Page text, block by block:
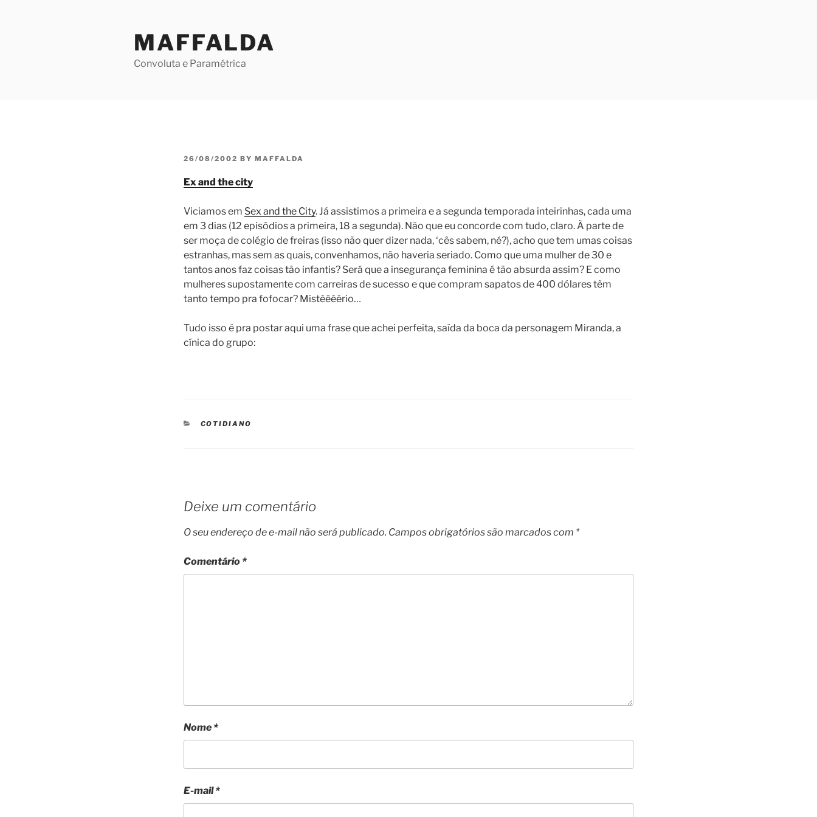
MAFFALDA
Convoluta e Paramétrica
POSTED
26/08/2002 BY MAFFALDA
Ex and the city
Viciamos em Sex and the City. Já assistimos a primeira e a segunda temporada inteirinhas, cada uma
em 3 dias (12 episódios a primeira, 18 a segunda). Não que eu concorde com tudo, claro. À parte de
ser moça de colégio de freiras (isso não quer dizer nada, ‘cês sabem, né?), acho que tem umas coisas
estranhas, mas sem as quais, convenhamos, não haveria seriado. Como que uma mulher de 30 e
tantos anos faz coisas tão infantis? Será que a insegurança feminina é tão absurda assim? E como
mulheres supostamente com carreiras de sucesso e que compram sapatos de 400 dólares têm
tanto tempo pra fofocar? Mistéééério…
Tudo isso é pra postar aqui uma frase que achei perfeita, saída da boca da personagem Miranda, a
cínica do grupo:
CATEGORIES
COTIDIANO
Deixe um comentário
O seu endereço de e-mail não será publicado. Campos obrigatórios são marcados com *
Comentário *
Nome *
E-mail*